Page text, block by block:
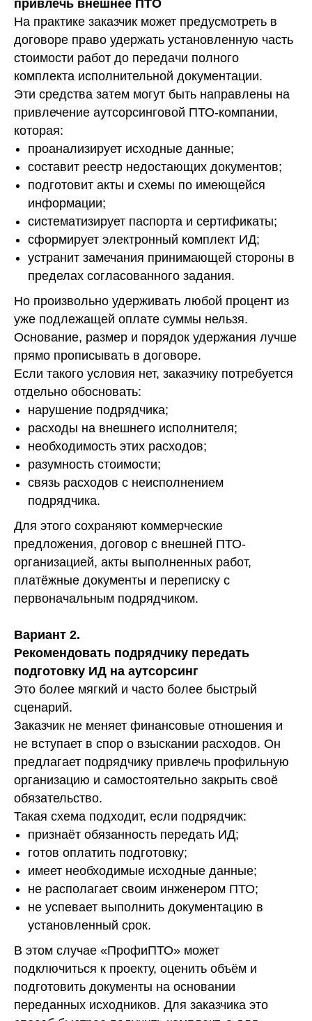
привлечь внешнее ПТО
На практике заказчик может предусмотреть в
договоре право удержать установленную часть
стоимости работ до передачи полного
комплекта исполнительной документации.
Эти средства затем могут быть направлены на
привлечение аутсорсинговой ПТО-компании,
которая:
проанализирует исходные данные;
составит реестр недостающих документов;
подготовит акты и схемы по имеющейся
информации;
систематизирует паспорта и сертификаты;
сформирует электронный комплект ИД;
устранит замечания принимающей стороны в
пределах согласованного задания.
Но произвольно удерживать любой процент из
уже подлежащей оплате суммы нельзя.
Основание, размер и порядок удержания лучше
прямо прописывать в договоре.
Если такого условия нет, заказчику потребуется
отдельно обосновать:
нарушение подрядчика;
расходы на внешнего исполнителя;
необходимость этих расходов;
разумность стоимости;
связь расходов с неисполнением
подрядчика.
Для этого сохраняют коммерческие
предложения, договор с внешней ПТО-
организацией, акты выполненных работ,
платёжные документы и переписку с
первоначальным подрядчиком.
Вариант 2.
Рекомендовать подрядчику передать
подготовку ИД на аутсорсинг
Это более мягкий и часто более быстрый
сценарий.
Заказчик не меняет финансовые отношения и
не вступает в спор о взыскании расходов. Он
предлагает подрядчику привлечь профильную
организацию и самостоятельно закрыть своё
обязательство.
Такая схема подходит, если подрядчик:
признаёт обязанность передать ИД;
готов оплатить подготовку;
имеет необходимые исходные данные;
не располагает своим инженером ПТО;
не успевает выполнить документацию в
установленный срок.
В этом случае «ПрофиПТО» может
подключиться к проекту, оценить объём и
подготовить документы на основании
переданных исходников. Для заказчика это